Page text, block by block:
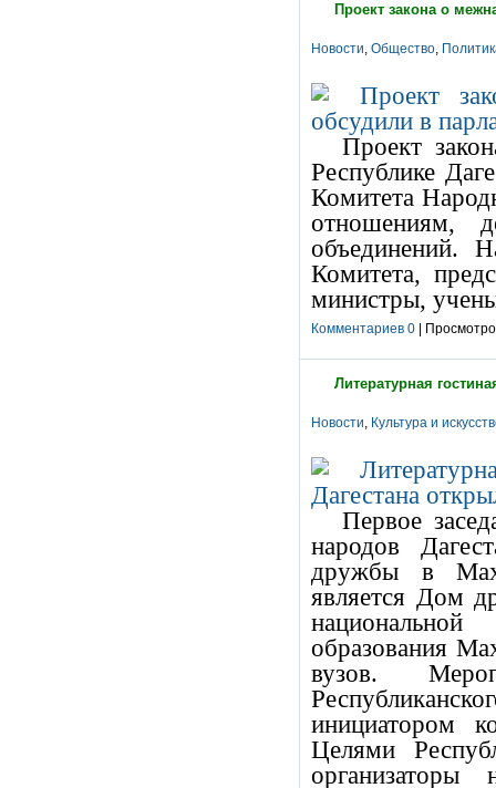
Проект закона о
Новости, Общество,
Проект
Республике
Комитета
отношениям,
объединений.
Комитета,
министры,
Комментариев 0 |
Литературная
Новости, Культура и
Первое
народов
дружбы в
является Дом
образования
вузов.
инициатором
Целями
организаторы